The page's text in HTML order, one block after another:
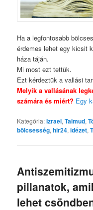
Ha a legfontosabb
érdemes lehet egy kicsit
háza táján.
Mi most ezt tettük.
Ezt kérdeztük a vallási
Melyik a vallásának
számára és miért? Egy
Kategória:Izrael,Talmud,
bölcsesség,hir24,idézet,
pillanatok,
lehet